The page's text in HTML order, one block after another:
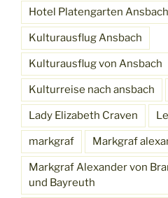
Hotel Platengarten Ansbach
Kulturausflug Ansbach
Kulturausflug von Ansbach
Kulturreise nach ansbach
Lady Elizabeth Craven
markgraf Markgraf
Markgraf Alexander von
und Bayreuth